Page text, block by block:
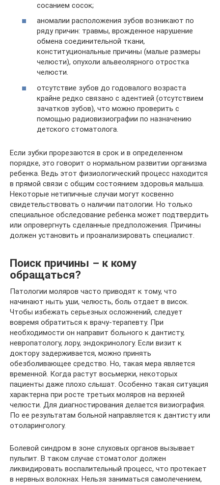
сосанием сосок;
аномалии расположения зубов возникают по
ряду причин: травмы, врожденное нарушение
обмена соединительной ткани,
конституциональные причины (малые размеры
челюсти), опухоли альвеолярного отростка
челюсти.
отсутствие зубов до годовалого возраста
крайне редко связано с адентией (отсутствием
зачатков зубов), что можно проверить с
помощью радиовизиографии по назначению
детского стоматолога.
Если зубки прорезаются в срок и в определенном
порядке, это говорит о нормальном развитии организма
ребенка. Ведь этот физиологический процесс находится
в прямой связи с общим состоянием здоровья малыша.
Некоторые нетипичные случаи могут косвенно
свидетельствовать о наличии патологии. Но только
специальное обследование ребенка может подтвердить
или опровергнуть сделанные предположения. Причины
должен установить и проанализировать специалист.
Поиск причины – к кому
обращаться?
Патологии моляров часто приводят к тому, что
начинают ныть уши, челюсть, боль отдает в висок.
Чтобы избежать серьезных осложнений, следует
вовремя обратиться к врачу-терапевту. При
необходимости он направит больного к дантисту,
невропатологу, лору, эндокринологу. Если визит к
доктору задерживается, можно принять
обезболивающее средство. Но, такая мера является
временной. Когда растут восьмерки, некоторых
пациенты даже плохо слышат. Особенно такая ситуация
характерна при росте третьих моляров на верхней
челюсти. Для диагностирования делается визиография.
По ее результатам больной направляется к дантисту или
отоларингологу.
Болевой синдром в зоне слуховых органов вызывает
пульпит. В таком случае стоматолог должен
ликвидировать воспалительный процесс, что протекает
в нервных волокнах. Нельзя заниматься самолечением,